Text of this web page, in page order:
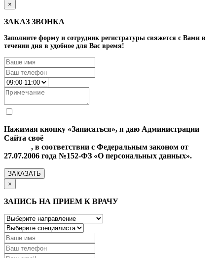
×
ЗАКАЗ ЗВОНКА
Заполните форму и сотрудник регистратуры свяжется с Вами в
течении дня в удобное для Вас время!
Нажимая кнопку «Записаться», я даю Администрации
Сайта своё
, в соответствии с Федеральным законом от
27.07.2006 года №152-ФЗ «О персональных данных».
ЗАКАЗАТЬ
×
ЗАПИСЬ НА ПРИЕМ К ВРАЧУ